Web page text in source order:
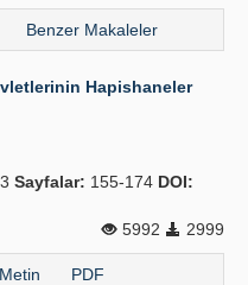
Benzer Makaleler
Hapishaneler
Sayfalar: 155-174 DOI:
5992
2999
PDF